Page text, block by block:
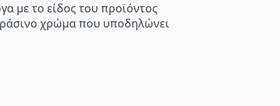
με το είδος του προϊόντος
χρώμα που υποδηλώνει